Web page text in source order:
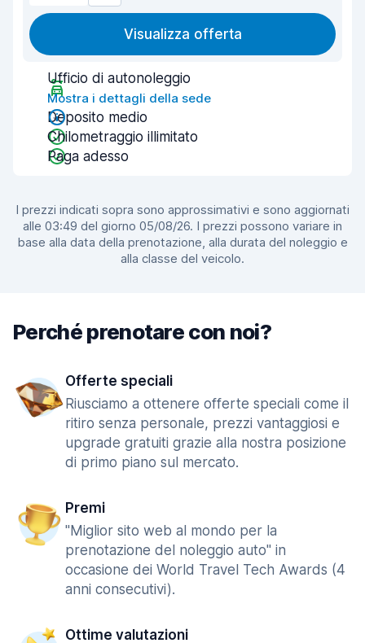
Visualizza offerta
Ufficio di autonoleggio
Mostra i dettagli della sede
Deposito medio
Chilometraggio illimitato
Paga adesso
I prezzi indicati sopra sono approssimativi e sono aggiornati
alle 03:49 del giorno 05/08/26. I prezzi possono variare in
base alla data della prenotazione, alla durata del noleggio e
alla classe del veicolo.
Perché prenotare con noi?
Offerte speciali
Riusciamo a ottenere offerte speciali come il
ritiro senza personale, prezzi vantaggiosi e
upgrade gratuiti grazie alla nostra posizione
di primo piano sul mercato.
Premi
"Miglior sito web al mondo per la
prenotazione del noleggio auto" in
occasione dei World Travel Tech Awards (4
anni consecutivi).
Ottime valutazioni